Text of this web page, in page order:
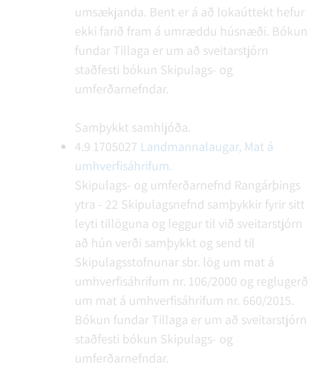
umsækjanda. Bent er á að lokaúttekt hefur
ekki farið fram á umræddu húsnæði. Bókun
fundar Tillaga er um að sveitarstjórn
staðfesti bókun Skipulags- og
umferðarnefndar.
Samþykkt samhljóða.
4.9 1705027 Landmannalaugar, Mat á
umhverfisáhrifum.
Skipulags- og umferðarnefnd Rangárþings
ytra - 22 Skipulagsnefnd samþykkir fyrir sitt
leyti tillöguna og leggur til við sveitarstjórn
að hún verði samþykkt og send til
Skipulagsstofnunar sbr. lög um mat á
umhverfisáhrifum nr. 106/2000 og reglugerð
um mat á umhverfisáhrifum nr. 660/2015.
Bókun fundar Tillaga er um að sveitarstjórn
staðfesti bókun Skipulags- og
umferðarnefndar.